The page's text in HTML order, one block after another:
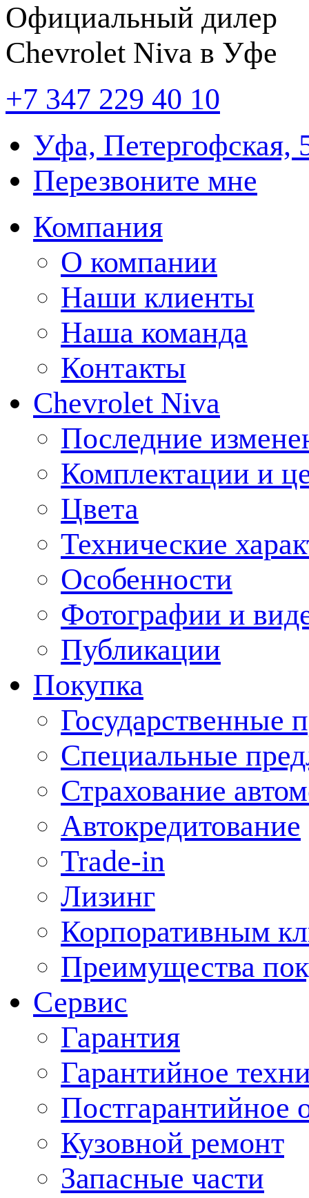
Официальный дилер
Chevrolet Niva в Уфе
+7 347 229 40 10
Уфа, Петергофская,
Перезвоните мне
Компания
О компании
Наши клиенты
Наша команда
Контакты
Chevrolet Niva
Последние
Комплектации и
Цвета
Технические
Особенности
Фотографии и
Публикации
Покупка
Государственные
Специальные
Страхование
Автокредитование
Trade-in
Лизинг
Корпоративным
Преимущества
Сервис
Гарантия
Гарантийное
Постгарантийное
Кузовной ремонт
Запасные части